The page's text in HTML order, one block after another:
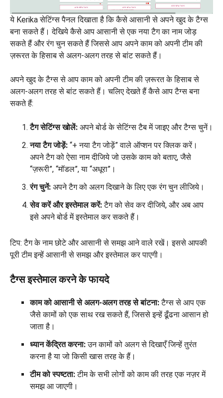
ये Kerika सेटिंग्स पैनल दिखाता है कि कैसे आसानी से अपने खुद के टैग्स
बना सकते हैं। देखिये कैसे आप आसानी से एक नया टैग का नाम जोड़
सकते हैं और रंग चुन सकते हैं जिससे आप अपने काम को अपनी टीम की
ज़रूरत के हिसाब से अलग-अलग तरह से बांट सकते हैं।
अपने खुद के टैग्स से आप काम को अपनी टीम की ज़रूरत के हिसाब से
अलग-अलग तरह से बांट सकते हैं। चलिए देखते हैं कैसे आप टैग्स बना
सकते हैं:
टैग सेटिंग्स खोलें: अपने बोर्ड के सेटिंग्स टैब में जाइए और टैग्स चुनें।
नया टैग जोड़ें: “+ नया टैग जोड़ें” वाले ऑप्शन पर क्लिक करें।
अपने टैग को ऐसा नाम दीजिये जो उसके काम को बताए, जैसे
“ज़रूरी”, “मॉडल”, या “अधूरा”।
रंग चुनें: अपने टैग को अलग दिखाने के लिए एक रंग चुन लीजिये।
सेव करें और इस्तेमाल करें:टैग को सेव कर दीजिये, और अब आप
इसे अपने बोर्ड में इस्तेमाल कर सकते हैं।
टिप: टैग के नाम छोटे और आसानी से समझ आने वाले रखें। इससे आपकी
पूरी टीम इन्हें आसानी से समझ और इस्तेमाल कर पाएगी।
टैग्स इस्तेमाल करने के फायदे
काम को आसानी से अलग-अलग तरह से बांटना:टैग्स से आप एक
जैसे कामों को एक साथ रख सकते हैं, जिससे इन्हें ढूँढना आसान हो
जाता है।
ध्यान केंद्रित करना:उन कामों को अलग से दिखाएँ जिन्हें तुरंत
करना है या जो किसी खास तरह के हैं।
टीम को स्पष्टता:टीम के सभी लोगों को काम की तरह एक नज़र में
समझ आ जाएगी।